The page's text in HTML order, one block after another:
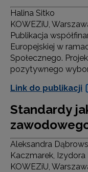
Halina Sitko
KOWEZiU,
Publikacja
Europejskiej w
Społecznego.
pozytywnego
Link do publikacji
Standardy
Aleksandra
Kaczmarek,
KOWEZiU,